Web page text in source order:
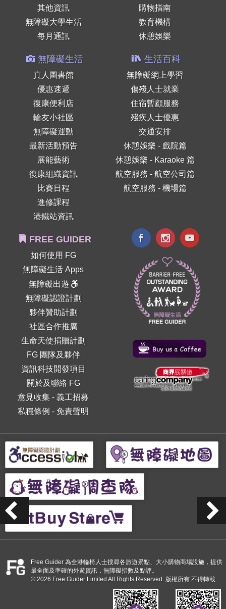
其他資訊
無障礙大學生活
每月通訊
購物指南
教育機構
休憩娛樂
無障礙生活
真人圖書館
優惠速遞
復康便利店
輪友小社區
無障礙運動
最新活動預告
展能藝術
復康組織資訊
比賽日程
進修課程
港鐵站資訊
生活百科
無障礙網上學習
傷殘人士就業
住宿暫顧服務
殘疾人士優惠
交通安排
休憩娛樂 - 戲院篇
休憩娛樂 - Karaoke 篇
航空服務 - 航空公司篇
航空服務 - 機場篇
FREE GUIDER
如何使用 FG
無障礙生活 Apps
無障礙出遊
無障礙認證計劃
夥伴贊助計劃
社區合作推廣
生命天使捐贈計劃
FG 團隊及夥伴
資訊科技開發項目
關於及聯絡 FG
意見收集 -義工招募
私穩條例 - 免責聲明
Free Guider 為全港輪椅人士搜尋各旅遊景點、大小購物商場設施，提供
最全面及準確的外遊資訊，無障礙指數及點評。
© 2026 Free Guider Limited All Rights Reserved. 版權所有 不得轉載